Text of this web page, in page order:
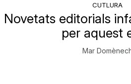
CUTLURA
Novetats editorials
per aquest
Mar